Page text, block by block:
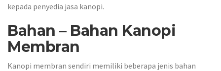
kepada penyedia jasa kanopi.
Bahan – Bahan Kanopi
Membran
Kanopi membran sendiri memiliki beberapa jenis bahan